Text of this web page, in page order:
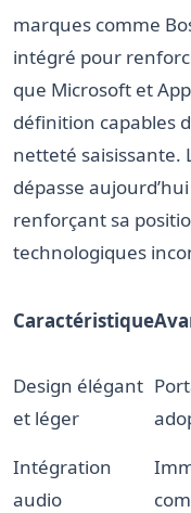
marques comme
intégré pour
que Microsoft et
définition capables
netteté saisissante.
dépasse
renforçant sa
technologiques
Caractéristique
Design élégant
et léger
Intégration
audio